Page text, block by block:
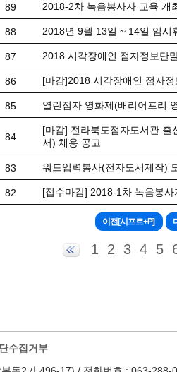
89 2018-2차 녹음봉사자 교육 개
88 2018년 9월 13일 ~ 14일 임시
87 2018 시각장애인 점자정보단
86 [마감]2018 시각장애인 점자
85 열린점자 영화제(배리어프리
84
[마감] 전라북도점자도서관
서) 채용 공고
83 워드입력봉사(전자도서제작)
82 [접수마감] 2018-1차 녹음봉사
1 2 3 4 5
수집거부